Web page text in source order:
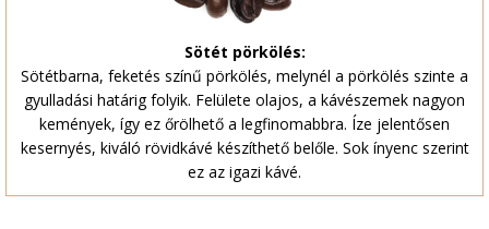
Sötét pörkölés:
Sötétbarna, feketés színű pörkölés, melynél a pörkölés szinte a
gyulladási határig folyik. Felülete olajos, a kávészemek nagyon
kemények, így ez őrölhető a legfinomabbra. Íze jelentősen
kesernyés, kiváló rövidkávé készíthető belőle. Sok ínyenc szerint
ez az igazi kávé.